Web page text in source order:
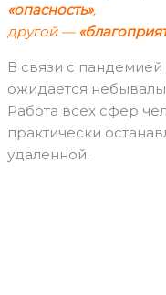
«опасность»,
другой —
В связи с
ожидается
Работа всех сфер
практически
удаленной.